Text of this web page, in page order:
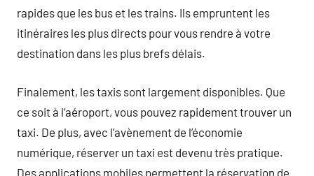
rapides que les bus et les trains. Ils empruntent les
itinéraires les plus directs pour vous rendre à votre
destination dans les plus brefs délais.
Finalement, les taxis sont largement disponibles. Que
ce soit à l’aéroport, vous pouvez rapidement trouver un
taxi. De plus, avec l’avènement de l’économie
numérique, réserver un taxi est devenu très pratique.
Des applications mobiles permettent la réservation de